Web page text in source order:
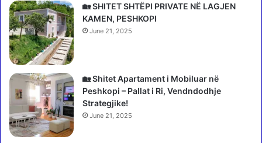
🏡 SHITET SHTËPI PRIVATE NË LAGJEN
KAMEN, PESHKOPI
June 21, 2025
🏡 Shitet Apartament i Mobiluar në
Peshkopi – Pallat i Ri, Vendndodhje
Strategjike!
June 21, 2025